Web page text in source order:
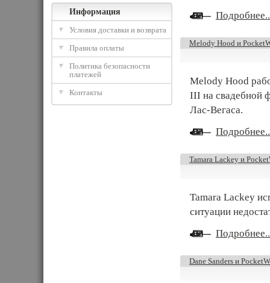
Информация
Условия доставки и возврата
Правила оплаты
Политика безопасности
платежей
Контакты
Melody Hood и
Melody Hood
III на свадебной
Лас-Вегаса.
Tamara Lackey и
Tamara Lackey
ситуации
Dane Sanders и